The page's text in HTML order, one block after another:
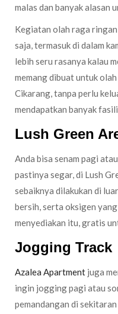
malas dan banyak alasan
Kegiatan olah raga ringan
saja, termasuk di dalam
lebih seru rasanya kalau
memang dibuat untuk
Cikarang, tanpa perlu
mendapatkan banyak
Lush Green
Anda bisa senam pagi
pastinya segar, di Lush
sebaiknya dilakukan di
bersih, serta oksigen
menyediakan itu, gratis
Jogging Track
Azalea Apartment juga
ingin jogging pagi atau
pemandangan di